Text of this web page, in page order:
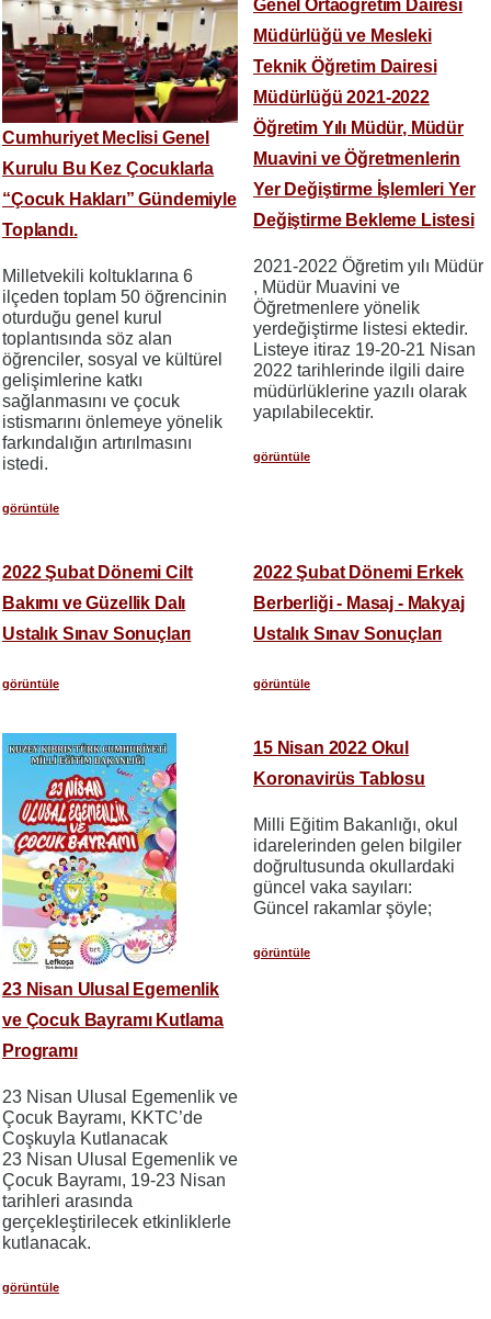
Cumhuriyet Meclisi Genel
Kurulu Bu Kez Çocuklarla
“Çocuk Hakları” Gündemiyle
Toplandı.
Milletvekili koltuklarına 6
ilçeden toplam 50 öğrencinin
oturduğu genel kurul
toplantısında söz alan
öğrenciler, sosyal ve kültürel
gelişimlerine katkı
sağlanmasını ve çocuk
istismarını önlemeye yönelik
farkındalığın artırılmasını
istedi.
görüntüle
Genel Ortaöğretim Dairesi
Müdürlüğü ve Mesleki
Teknik Öğretim Dairesi
Müdürlüğü 2021-2022
Öğretim Yılı Müdür, Müdür
Muavini ve Öğretmenlerin
Yer Değiştirme İşlemleri Yer
Değiştirme Bekleme Listesi
2021-2022 Öğretim yılı Müdür
, Müdür Muavini ve
Öğretmenlere yönelik
yerdeğiştirme listesi ektedir.
Listeye itiraz 19-20-21 Nisan
2022 tarihlerinde ilgili daire
müdürlüklerine yazılı olarak
yapılabilecektir.
görüntüle
2022 Şubat Dönemi Cilt
Bakımı ve Güzellik Dalı
Ustalık Sınav Sonuçları
görüntüle
2022 Şubat Dönemi Erkek
Berberliği - Masaj - Makyaj
Ustalık Sınav Sonuçları
görüntüle
23 Nisan Ulusal Egemenlik
ve Çocuk Bayramı Kutlama
Programı
23 Nisan Ulusal Egemenlik ve
Çocuk Bayramı, KKTC’de
Coşkuyla Kutlanacak
23 Nisan Ulusal Egemenlik ve
Çocuk Bayramı, 19-23 Nisan
tarihleri arasında
gerçekleştirilecek etkinliklerle
kutlanacak.
görüntüle
15 Nisan 2022 Okul
Koronavirüs Tablosu
Milli Eğitim Bakanlığı, okul
idarelerinden gelen bilgiler
doğrultusunda okullardaki
güncel vaka sayıları:
Güncel rakamlar şöyle;
görüntüle